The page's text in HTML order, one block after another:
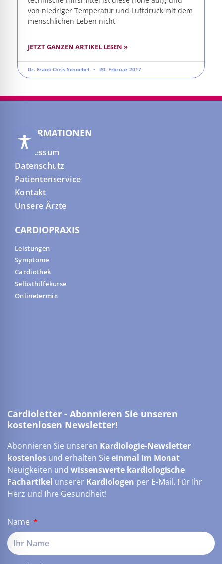
von niedriger Temperatur und Luftdruck mit dem
menschlichen Leben nicht
JETZT GANZEN ARTIKEL LESEN »
Dr. Frank-Chris Schoebel 20. Februar 2017
INFORMATIONEN
Impressum
Datenschutz
Patientenservice
Kontakt
Unsere Ärzte
CARDIOPRAXIS
Leistungen
Symptome
Cardiothek
Selbsthilfekurse
Onlinetermin
Cardioletter - Abonnieren Sie unseren
kostenlosen Newsletter!
Abonnieren Sie unseren Kardiologie-Newsletter
kostenlos und erhalten Sie einmal im Monat
Neuigkeiten und wissenswerte kardiologische
Fachartikel unserer Kardiologen per E-Mail. Für Ihr
Herz und Ihre Gesundheit!
Name